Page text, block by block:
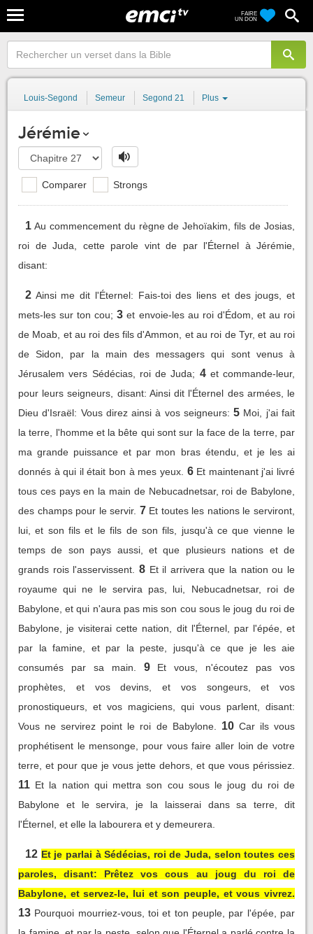
FAIRE
UN DON
Louis-Segond Semeur Segond 21 Plus
Jérémie
Comparer Strongs
1 Au commencement du règne de Jehoïakim, fils de Josias,
roi de Juda, cette parole vint de par l'Éternel à Jérémie,
disant:
2 Ainsi me dit l'Éternel: Fais-toi des liens et des jougs, et
mets-les sur ton cou; 3 et envoie-les au roi d'Édom, et au roi
de Moab, et au roi des fils d'Ammon, et au roi de Tyr, et au roi
de Sidon, par la main des messagers qui sont venus à
Jérusalem vers Sédécias, roi de Juda; 4 et commande-leur,
pour leurs seigneurs, disant: Ainsi dit l'Éternel des armées, le
Dieu d'Israël: Vous direz ainsi à vos seigneurs: 5 Moi, j'ai fait
la terre, l'homme et la bête qui sont sur la face de la terre, par
ma grande puissance et par mon bras étendu, et je les ai
donnés à qui il était bon à mes yeux. 6 Et maintenant j'ai livré
tous ces pays en la main de Nebucadnetsar, roi de Babylone,
des champs pour le servir. 7 Et toutes les nations le serviront,
lui, et son fils et le fils de son fils, jusqu'à ce que vienne le
temps de son pays aussi, et que plusieurs nations et de
grands rois l'asservissent.
8 Et il arrivera que la nation ou le
royaume qui ne le servira pas, lui, Nebucadnetsar, roi de
Babylone, et qui n'aura pas mis son cou sous le joug du roi de
Babylone, je visiterai cette nation, dit l'Éternel, par l'épée, et
par la famine, et par la peste, jusqu'à ce que je les aie
consumés par sa main.
9
Et vous, n'écoutez pas vos
prophètes, et vos devins, et vos songeurs, et vos
pronostiqueurs, et vos magiciens, qui vous parlent, disant:
Vous ne servirez point le roi de Babylone.
10 Car ils vous
prophétisent le mensonge, pour vous faire aller loin de votre
terre, et pour que je vous jette dehors, et que vous périssiez.
11 Et la nation qui mettra son cou sous le joug du roi de
Babylone et le servira, je la laisserai dans sa terre, dit
l'Éternel, et elle la labourera et y demeurera.
12 Et je parlai à Sédécias, roi de Juda, selon toutes ces
paroles, disant: Prêtez vos cous au joug du roi de
Babylone, et servez-le, lui et son peuple, et vous vivrez.
13 Pourquoi mourriez-vous, toi et ton peuple, par l'épée, par